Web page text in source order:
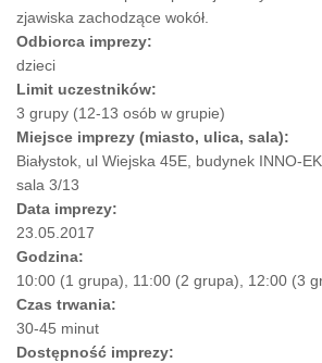
zjawiska zachodzące wokół.
Odbiorca imprezy:
dzieci
Limit uczestników:
3 grupy (12-13 osób w grupie)
Miejsce imprezy (miasto, ulica, sala):
Białystok, ul Wiejska 45E, budynek INNO-
sala 3/13
Data imprezy:
23.05.2017
Godzina:
10:00 (1 grupa), 11:00 (2 grupa), 12:00 (3
Czas trwania:
30-45 minut
Dostępność imprezy: